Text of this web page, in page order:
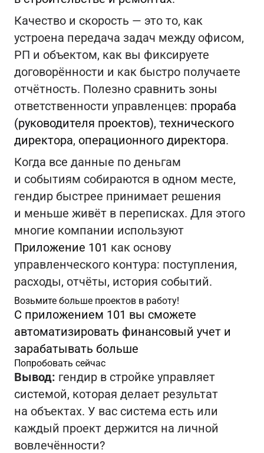
Качество и скорость — это то, как
устроена передача задач между офисом,
РП и объектом, как вы фиксируете
договорённости и как быстро получаете
отчётность. Полезно сравнить зоны
ответственности управленцев: прораба
(руководителя проектов), технического
директора, операционного директора.
Когда все данные по деньгам
и событиям собираются в одном месте,
гендир быстрее принимает решения
и меньше живёт в переписках. Для этого
многие компании используют
Приложение 101 как основу
управленческого контура: поступления,
расходы, отчёты, история событий.
Возьмите больше проектов в работу!
С приложением 101 вы сможете
автоматизировать финансовый учет и
зарабатывать больше
Попробовать сейчас
Вывод: гендир в стройке управляет
системой, которая делает результат
на объектах. У вас система есть или
каждый проект держится на личной
вовлечённости?